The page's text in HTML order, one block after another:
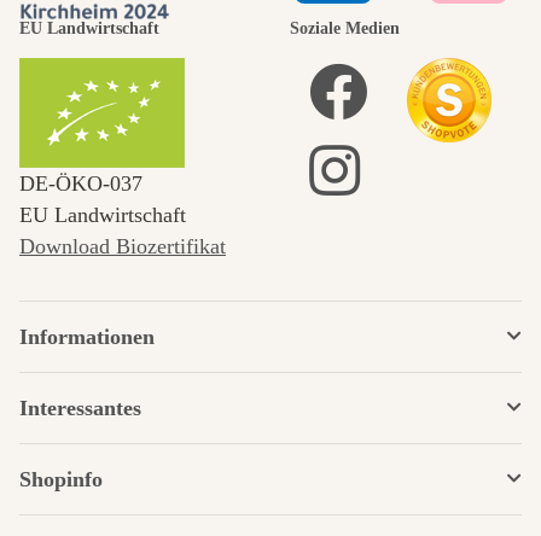
EU Landwirtschaft
DE‑ÖKO‑037
EU Landwirtschaft
Download Biozertifikat
Soziale Medien
Informationen
Interessantes
Shopinfo